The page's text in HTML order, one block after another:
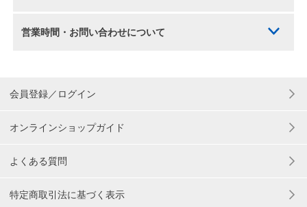
営業時間・お問い合わせについて
会員登録／ログイン
オンラインショップガイド
よくある質問
特定商取引法に基づく表示